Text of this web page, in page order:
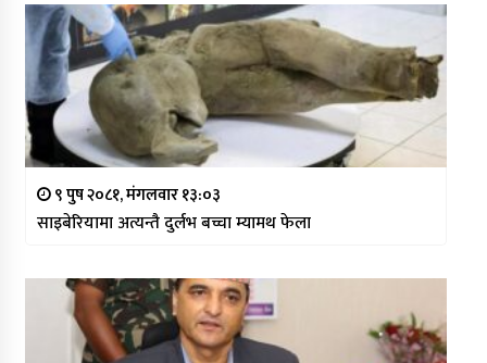
९ पुष २०८१, मंगलवार १३:०३
साइबेरियामा अत्यन्तै दुर्लभ बच्चा म्यामथ फेला